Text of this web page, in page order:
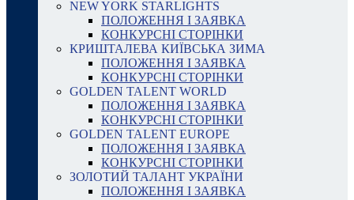
NEW YORK STARLIGHTS
ПОЛОЖЕННЯ І ЗАЯВКА
КОНКУРСНІ СТОРІНКИ
КРИШТАЛЕВА КИЇВСЬКА ЗИМА
ПОЛОЖЕННЯ І ЗАЯВКА
КОНКУРСНІ СТОРІНКИ
GOLDEN TALENT WORLD
ПОЛОЖЕННЯ І ЗАЯВКА
КОНКУРСНІ СТОРІНКИ
GOLDEN TALENT EUROPE
ПОЛОЖЕННЯ І ЗАЯВКА
КОНКУРСНІ СТОРІНКИ
ЗОЛОТИЙ ТАЛАНТ УКРАЇНИ
ПОЛОЖЕННЯ І ЗАЯВКА